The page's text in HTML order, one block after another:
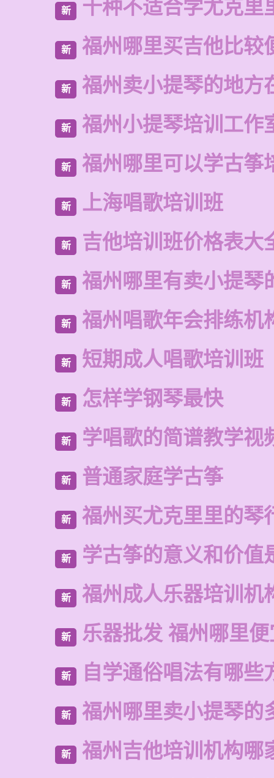
新 十种不适合学尤克里
新 福州哪里买吉他比较
新 福州卖小提琴的地方
新 福州小提琴培训工作
新 福州哪里可以学古筝
新 上海唱歌培训班
新 吉他培训班价格表大
新 福州哪里有卖小提琴
新 福州唱歌年会排练机
新 短期成人唱歌培训班
新 怎样学钢琴最快
新 学唱歌的简谱教学视
新 普通家庭学古筝
新 福州买尤克里里的琴
新 学古筝的意义和价值
新 福州成人乐器培训机
新 乐器批发 福州哪里
新 自学通俗唱法有哪些
新 福州哪里卖小提琴的
新 福州吉他培训机构哪